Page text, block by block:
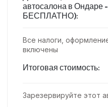
автосалона в Ондаре -
БЕСПЛАТНО):
Все налоги,
включены
Итоговая стоимость:
Зарезервируйте этот